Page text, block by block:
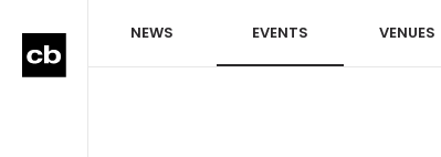
NEWS EVENTS VENUES